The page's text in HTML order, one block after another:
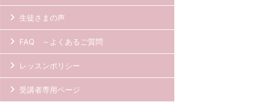
生徒さまの声
FAQ ～よくあるご質問
レッスンポリシー
受講者専用ページ